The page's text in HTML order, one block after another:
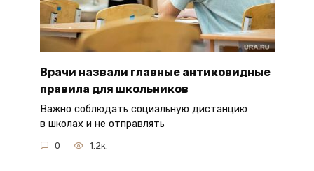
Врачи назвали главные антиковидные
правила для школьников
Важно соблюдать социальную дистанцию
в школах и не отправлять
0 1.2к.